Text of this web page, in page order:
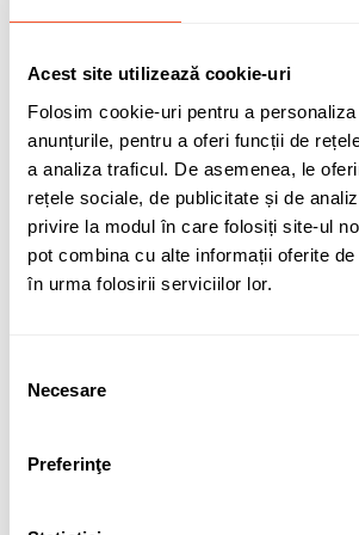
Acest site utilizează cookie-uri
Folosim cookie-uri pentru a
anunțurile, pentru a oferi funcții de
a analiza traficul. De asemenea, le
rețele sociale, de publicitate și de
privire la modul în care folosiți site-ul
pot combina cu alte informații oferite
în urma folosirii serviciilor lor.
consimțământului
Necesare
Preferinţe
Clasa anvelopa C1
MPN 539624
EPREL 609950
EAN13
Garantie 24 luni
Despre DEBICA
Compania Debica S.A. a fost infiintata in